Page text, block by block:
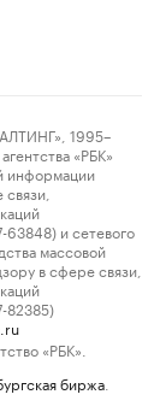
1995–
«РБК»
информации
и сетевого
массовой
в сфере связи,
82385)
«РБК».
биржа